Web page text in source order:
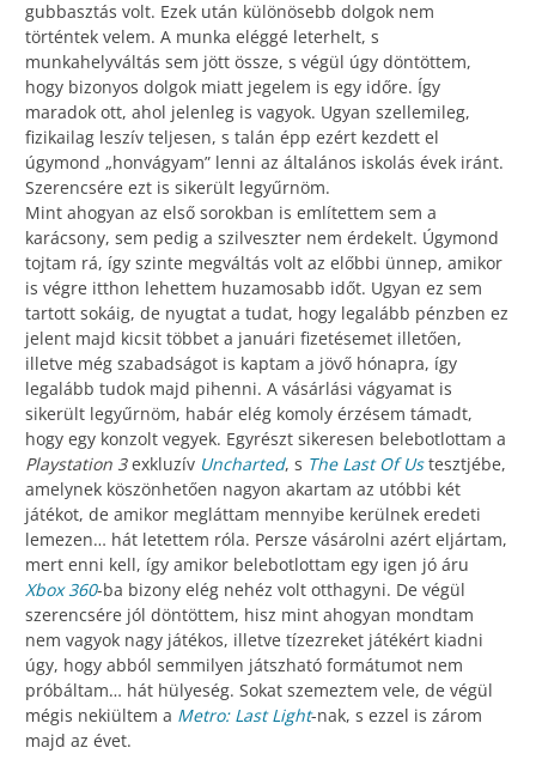
gubbasztás volt. Ezek után különösebb dolgok nem
történtek velem. A munka eléggé leterhelt, s
munkahelyváltás sem jött össze, s végül úgy döntöttem,
hogy bizonyos dolgok miatt jegelem is egy időre. Így
maradok ott, ahol jelenleg is vagyok. Ugyan szellemileg,
fizikailag leszív teljesen, s talán épp ezért kezdett el
úgymond „honvágyam” lenni az általános iskolás évek iránt.
Szerencsére ezt is sikerült legyűrnöm.
Mint ahogyan az első sorokban is említettem sem a
karácsony, sem pedig a szilveszter nem érdekelt. Úgymond
tojtam rá, így szinte megváltás volt az előbbi ünnep, amikor
is végre itthon lehettem huzamosabb időt. Ugyan ez sem
tartott sokáig, de nyugtat a tudat, hogy legalább pénzben ez
jelent majd kicsit többet a januári fizetésemet illetően,
illetve még szabadságot is kaptam a jövő hónapra, így
legalább tudok majd pihenni. A vásárlási vágyamat is
sikerült legyűrnöm, habár elég komoly érzésem támadt,
hogy egy konzolt vegyek. Egyrészt sikeresen belebotlottam a
Playstation 3exkluzív Uncharted, s The Last Of Ustesztjébe,
amelynek köszönhetően nagyon akartam az utóbbi két
játékot, de amikor megláttam mennyibe kerülnek eredeti
lemezen… hát letettem róla. Persze vásárolni azért eljártam,
mert enni kell, így amikor belebotlottam egy igen jó áru
Xbox 360-ba bizony elég nehéz volt otthagyni. De végül
szerencsére jól döntöttem, hisz mint ahogyan mondtam
nem vagyok nagy játékos, illetve tízezreket játékért kiadni
úgy, hogy abból semmilyen játszható formátumot nem
próbáltam… hát hülyeség. Sokat szemeztem vele, de végül
mégis nekiültem a Metro: Last Light-nak, s ezzel is zárom
majd az évet.